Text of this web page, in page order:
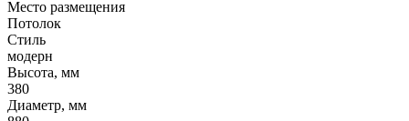
Место размещения
Потолок
Стиль
модерн
Высота, мм
380
Диаметр, мм